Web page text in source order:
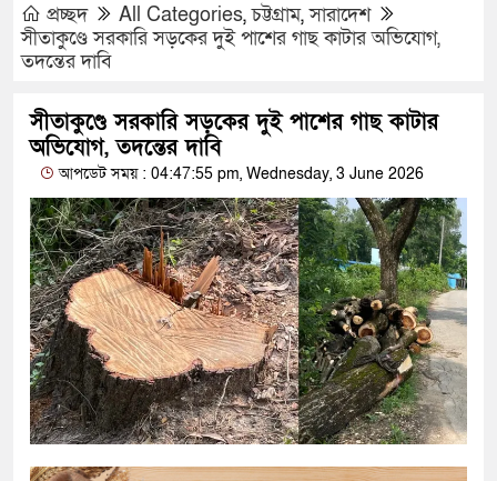
প্রচ্ছদ All Categories,চট্টগ্রাম,সারাদেশ
সীতাকুণ্ডে সরকারি সড়কের দুই পাশের গাছ কাটার অভিযোগ,
তদন্তের দাবি
সীতাকুণ্ডে সরকারি সড়কের দুই পাশের গাছ কাটার
অভিযোগ, তদন্তের দাবি
আপডেট সময় : 04:47:55 pm, Wednesday, 3 June 2026